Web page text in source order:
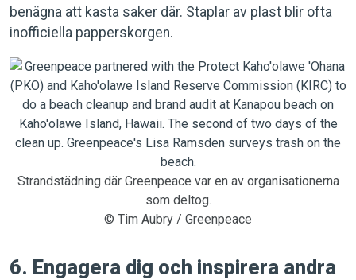
benägna att kasta saker där. Staplar av plast blir ofta
inofficiella papperskorgen.
Strandstädning där Greenpeace var en av organisationerna
som deltog.
© Tim Aubry / Greenpeace
6. Engagera dig och inspirera andra